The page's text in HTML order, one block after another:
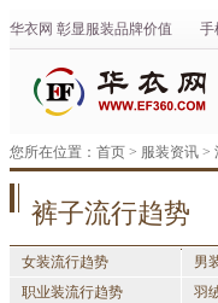
华衣网 彰显服装品牌价值 手
您所在位置： 首页 > 服装资讯 >
裤子流行趋势
女装流行趋势 男
职业装流行趋势
羽